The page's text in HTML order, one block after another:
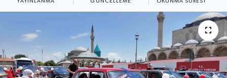
YAYINLANMA GÜNCELLEME OKUNMA SÜRESI
Yaşam